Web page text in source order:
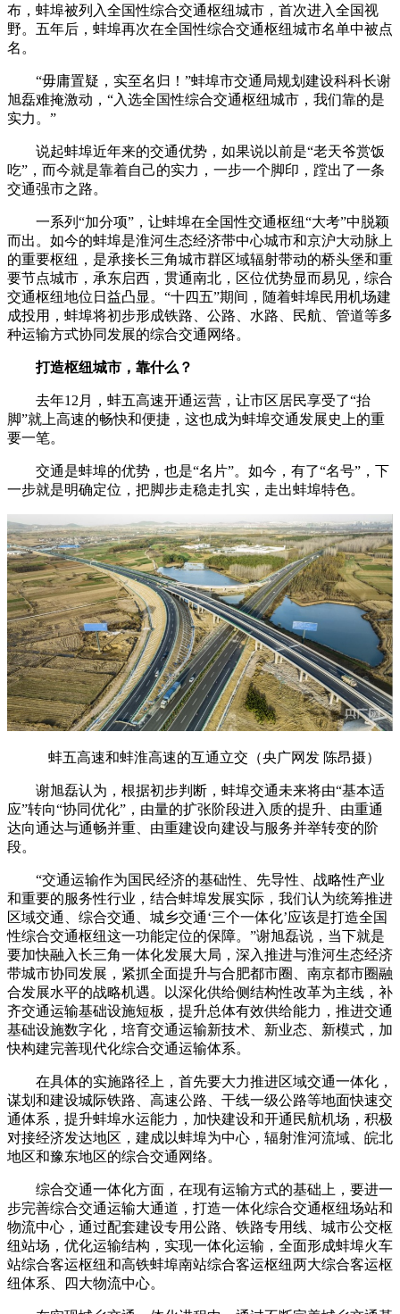
布，蚌埠被列入全国性综合交通枢纽城市，首次进入全国视
野。五年后，蚌埠再次在全国性综合交通枢纽城市名单中被点
名。
“毋庸置疑，实至名归！”蚌埠市交通局规划建设科科长谢
旭磊难掩激动，“入选全国性综合交通枢纽城市，我们靠的是
实力。”
说起蚌埠近年来的交通优势，如果说以前是“老天爷赏饭
吃”，而今就是靠着自己的实力，一步一个脚印，蹚出了一条
交通强市之路。
一系列“加分项”，让蚌埠在全国性交通枢纽“大考”中脱颖
而出。如今的蚌埠是淮河生态经济带中心城市和京沪大动脉上
的重要枢纽，是承接长三角城市群区域辐射带动的桥头堡和重
要节点城市，承东启西，贯通南北，区位优势显而易见，综合
交通枢纽地位日益凸显。“十四五”期间，随着蚌埠民用机场建
成投用，蚌埠将初步形成铁路、公路、水路、民航、管道等多
种运输方式协同发展的综合交通网络。
打造枢纽城市，靠什么？
去年12月，蚌五高速开通运营，让市区居民享受了“抬
脚”就上高速的畅快和便捷，这也成为蚌埠交通发展史上的重
要一笔。
交通是蚌埠的优势，也是“名片”。如今，有了“名号”，下
一步就是明确定位，把脚步走稳走扎实，走出蚌埠特色。
蚌五高速和蚌淮高速的互通立交（央广网发 陈昂摄）
谢旭磊认为，根据初步判断，蚌埠交通未来将由“基本适
应”转向“协同优化”，由量的扩张阶段进入质的提升、由重通
达向通达与通畅并重、由重建设向建设与服务并举转变的阶
段。
“交通运输作为国民经济的基础性、先导性、战略性产业
和重要的服务性行业，结合蚌埠发展实际，我们认为统筹推进
区域交通、综合交通、城乡交通‘三个一体化’应该是打造全国
性综合交通枢纽这一功能定位的保障。”谢旭磊说，当下就是
要加快融入长三角一体化发展大局，深入推进与淮河生态经济
带城市协同发展，紧抓全面提升与合肥都市圈、南京都市圈融
合发展水平的战略机遇。以深化供给侧结构性改革为主线，补
齐交通运输基础设施短板，提升总体有效供给能力，推进交通
基础设施数字化，培育交通运输新技术、新业态、新模式，加
快构建完善现代化综合交通运输体系。
在具体的实施路径上，首先要大力推进区域交通一体化，
谋划和建设城际铁路、高速公路、干线一级公路等地面快速交
通体系，提升蚌埠水运能力，加快建设和开通民航机场，积极
对接经济发达地区，建成以蚌埠为中心，辐射淮河流域、皖北
地区和豫东地区的综合交通网络。
综合交通一体化方面，在现有运输方式的基础上，要进一
步完善综合交通运输大通道，打造一体化综合交通枢纽场站和
物流中心，通过配套建设专用公路、铁路专用线、城市公交枢
纽站场，优化运输结构，实现一体化运输，全面形成蚌埠火车
站综合客运枢纽和高铁蚌埠南站综合客运枢纽两大综合客运枢
纽体系、四大物流中心。